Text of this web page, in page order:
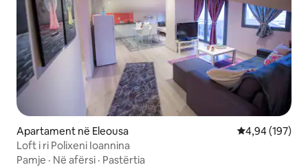
Apartament në Eleousa Vlerësimi
4,94 (197)
Loft i ri Polixeni Ioannina
Pamje · Në afërsi · Pastërtia